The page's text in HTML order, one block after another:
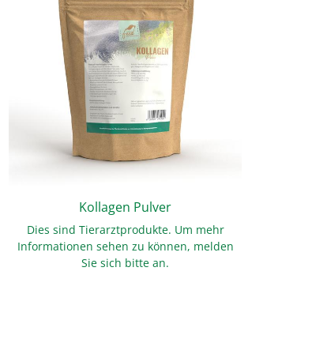
Kollagen Pulver
Dies sind Tierarztprodukte. Um mehr
Informationen sehen zu können, melden
Sie sich bitte an.